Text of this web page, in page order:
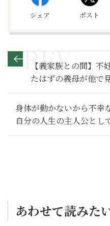
シェア ポスト
【義家族との間】
たはずの義母が他で
できない」～その２
身体が動かないから不幸
自分の人生の主人公とし
える在宅医療の今1】
あわせて読みた